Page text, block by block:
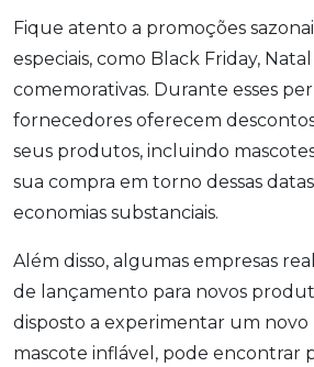
Fique atento a promoções
especiais, como Black Friday,
comemorativas. Durante esses
fornecedores oferecem
seus produtos, incluindo
sua compra em torno dessas
economias substanciais.
Além disso, algumas empresas
de lançamento para novos
disposto a experimentar um
mascote inflável, pode encontrar